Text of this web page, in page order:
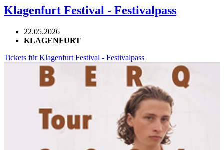
Klagenfurt Festival - Festivalpass
22.05.2026
KLAGENFURT
Tickets für Klagenfurt Festival - Festivalpass